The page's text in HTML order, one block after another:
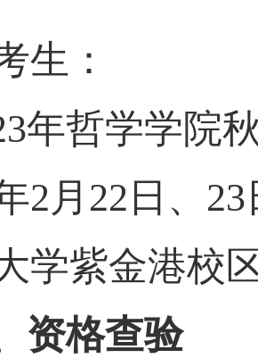
生：
年哲学学院
2月 22 日、 23
学紫金港校
资格查验